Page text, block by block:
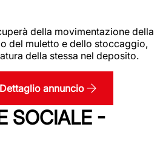
della movimentazione della
del muletto e dello stoccaggio,
della stessa nel deposito.
Dettaglio annuncio
SOCIALE -